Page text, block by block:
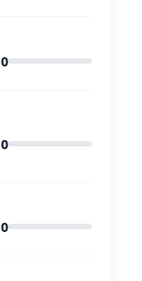
0
0
0